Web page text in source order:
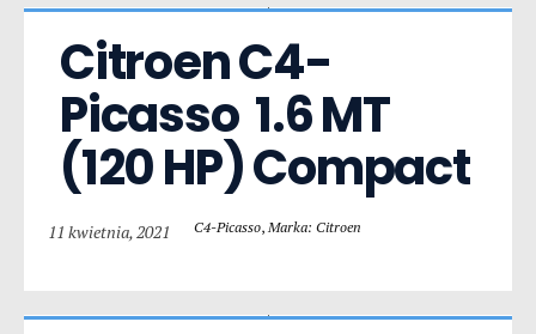
Citroen C4-
Picasso  1.6 MT
(120 HP) Compact
11 kwietnia, 2021 C4-Picasso, Marka: Citroen